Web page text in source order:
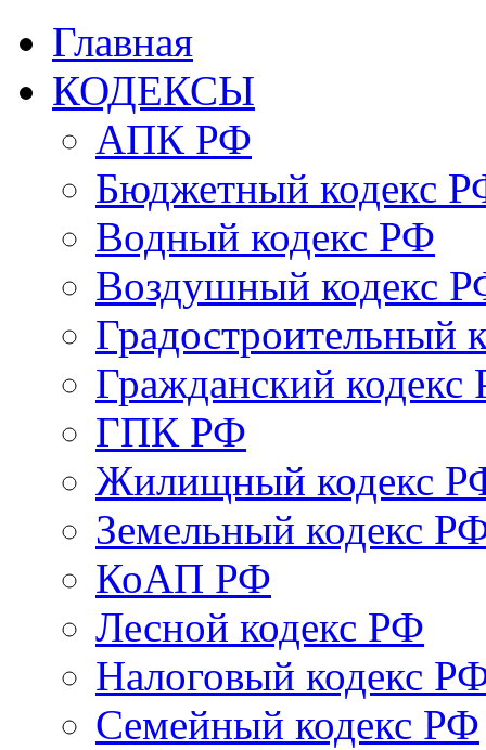
Главная
КОДЕКСЫ
АПК РФ
Бюджетный кодекс
Водный кодекс РФ
Воздушный кодекс
Градостроительный
Гражданский кодекс
ГПК РФ
Жилищный кодекс
Земельный кодекс
КоАП РФ
Лесной кодекс РФ
Налоговый кодекс
Семейный кодекс РФ